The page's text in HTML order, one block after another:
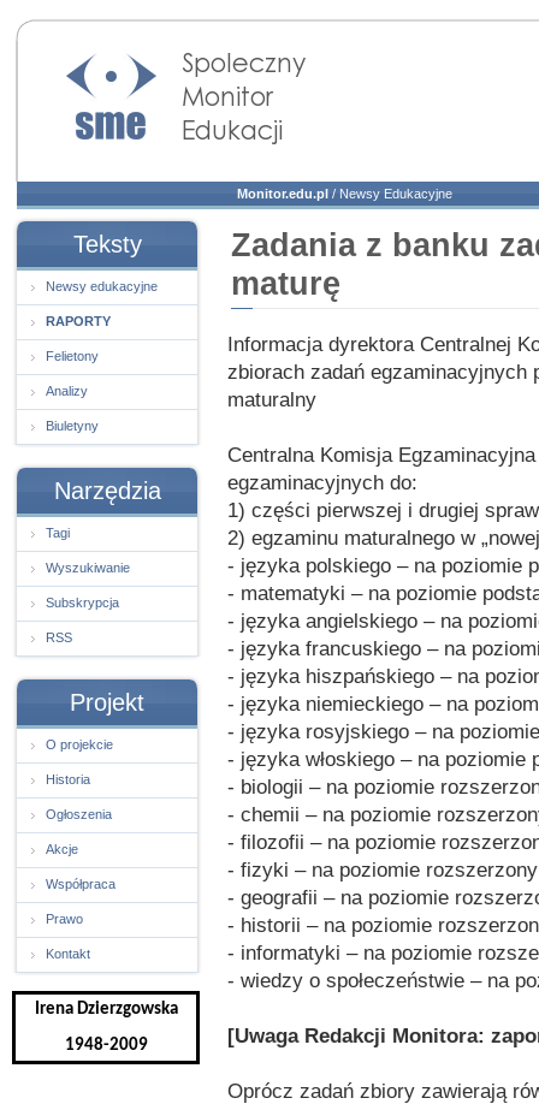
Społeczny Monitor
Edukacji
Monitor.edu.pl / Newsy Edukacyjne
Teksty
Newsy edukacyjne
RAPORTY
Felietony
Analizy
Biuletyny
Narzędzia
Tagi
Wyszukiwanie
Subskrypcja
RSS
Projekt
O projekcie
Historia
Ogłoszenia
Akcje
Współpraca
Prawo
Kontakt
Irena Dzierzgowska
1948-2009
Zadania z banku
maturę
Informacja dyrektora Centralnej
zbiorach zadań egzaminacyjnych
maturalny
Centralna Komisja
egzaminacyjnych do:
1) części pierwszej i drugiej
2) egzaminu maturalnego w
- języka polskiego – na poziomie
- matematyki – na poziomie
- języka angielskiego – na
- języka francuskiego – na
- języka hiszpańskiego – na
- języka niemieckiego – na
- języka rosyjskiego – na
- języka włoskiego – na
- biologii – na poziomie
- chemii – na poziomie
- filozofii – na poziomie
- fizyki – na poziomie
- geografii – na poziomie
- historii – na poziomie
- informatyki – na poziomie
- wiedzy o społeczeństwie – na
[Uwaga Redakcji Monitora:
Oprócz zadań zbiory zawierają